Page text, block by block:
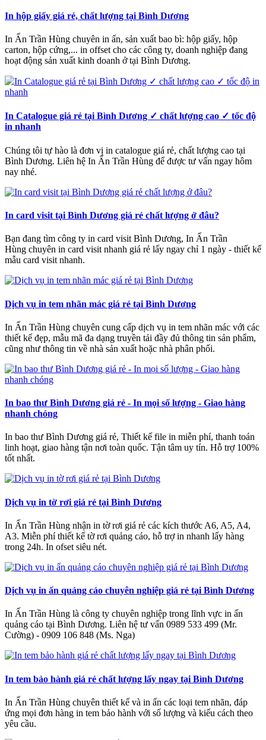
In hộp giấy giá rẻ, chất lượng tại Bình Dương
In Ấn Trần Hùng chuyên in ấn, sản xuất bao bì: hộp giấy, hộp
carton, hộp cứng,... in offset cho các công ty, doanh nghiệp đang
hoạt động sản xuất kinh doanh ở tại Bình Dương.
In Catalogue giá rẻ tại Bình Dương ✓ chất lượng cao ✓ tốc độ
in nhanh
Chúng tôi tự hào là đơn vị in catalogue giá rẻ, chất lượng cao tại
Bình Dương. Liên hệ In Ấn Trần Hùng để được tư vấn ngay hôm
nay nhé.
In card visit tại Bình Dương giá rẻ chất lượng ở đâu?
Bạn đang tìm công ty in card visit Bình Dương, In Ấn Trần
Hùng chuyên in card visit nhanh giá rẻ lấy ngay chỉ 1 ngày - thiết kế
mẫu card visit nhanh.
Dịch vụ in tem nhãn mác giá rẻ tại Bình Dương
In Ấn Trần Hùng chuyên cung cấp dịch vụ in tem nhãn mác với các
thiết kế đẹp, mẫu mã đa dạng truyền tải đầy đủ thông tin sản phẩm,
cũng như thông tin về nhà sản xuất hoặc nhà phân phối.
In bao thư Bình Dương giá rẻ - In mọi số lượng - Giao hàng
nhanh chóng
In bao thư Bình Dương giá rẻ, Thiết kế file in miễn phí, thanh toán
linh hoạt, giao hàng tận nơi toàn quốc. Tận tâm uy tín. Hỗ trợ 100%
tốt nhất.
Dịch vụ in tờ rơi giá rẻ tại Bình Dương
In Ấn Trần Hùng nhận in tờ rơi giá rẻ các kích thước A6, A5, A4,
A3. Miễn phí thiết kế tờ rơi quảng cáo, hỗ trợ in nhanh lấy hàng
trong 24h. In ofset siêu nét.
Dịch vụ in ấn quảng cáo chuyên nghiệp giá rẻ tại Bình Dương
In Ấn Trần Hùng là công ty chuyên nghiệp trong lĩnh vực in ấn
quảng cáo tại Bình Dương. Liên hệ tư vấn 0989 533 499 (Mr.
Cường) - 0909 106 848 (Ms. Nga)
In tem bảo hành giá rẻ chất lượng lấy ngay tại Bình Dương
In Ấn Trần Hùng chuyên thiết kế và in ấn các loại tem nhãn, đáp
ứng mọi đơn hàng in tem bảo hành với số lượng và kiểu cách theo
yêu cầu.